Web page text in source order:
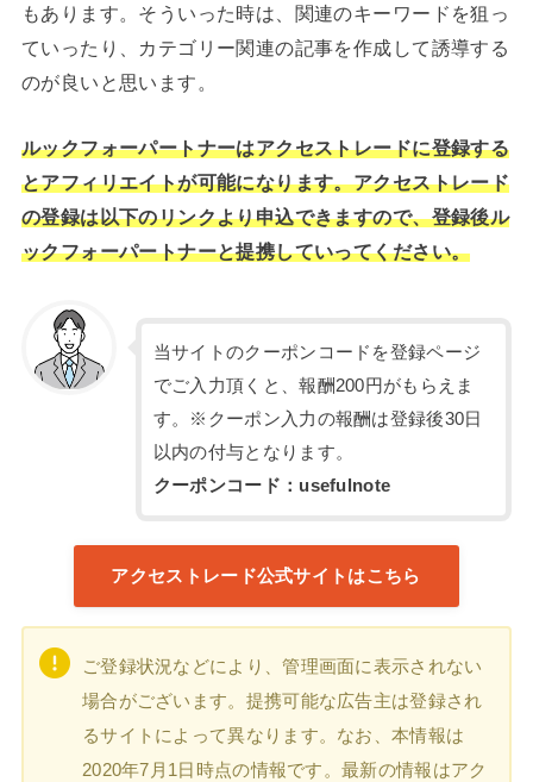
もあります。そういった時は、関連のキーワードを狙っ
ていったり、カテゴリー関連の記事を作成して誘導する
のが良いと思います。
ルックフォーパートナーはアクセストレードに登録する
とアフィリエイトが可能になります。アクセストレード
の登録は以下のリンクより申込できますので、登録後ル
ックフォーパートナーと提携していってください。
当サイトのクーポンコードを登録ページ
でご入力頂くと、報酬200円がもらえま
す。※クーポン入力の報酬は登録後30日
以内の付与となります。
クーポンコード：usefulnote
アクセストレード公式サイトはこちら
ご登録状況などにより、管理画面に表示されない
場合がございます。提携可能な広告主は登録され
るサイトによって異なります。なお、本情報は
2020年7月1日時点の情報です。最新の情報はアク